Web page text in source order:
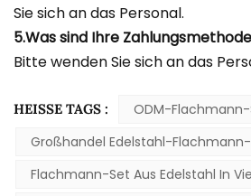
Sie sich an das Personal.
5.Was sind Ihre
Bitte wenden Sie sich an das
HEISSE TAGS :
ODM-Flachmann-
Großhandel Edelstahl-
Flachmann-Set Aus Edelstahl In